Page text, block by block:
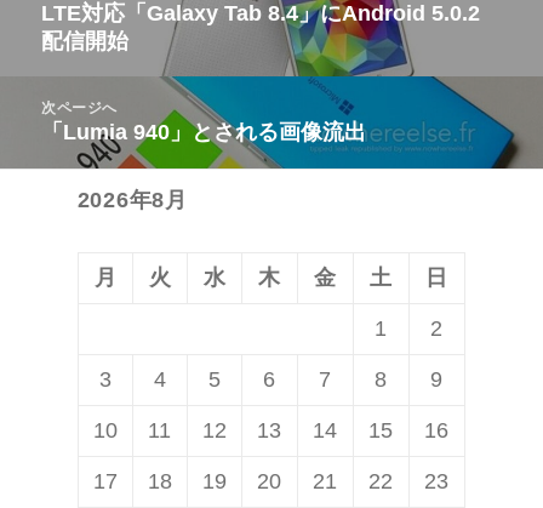
前
の
稿:
LTE対応「Galaxy Tab 8.4」にAndroid 5.0.2
配信開始
次ページへ
次
の
「Lumia 940」とされる画像流出
2026年8月
月 火 水 木 金 土 日
1 2
3 4 5 6 7 8 9
10 11 12 13 14 15 16
17 18 19 20 21 22 23